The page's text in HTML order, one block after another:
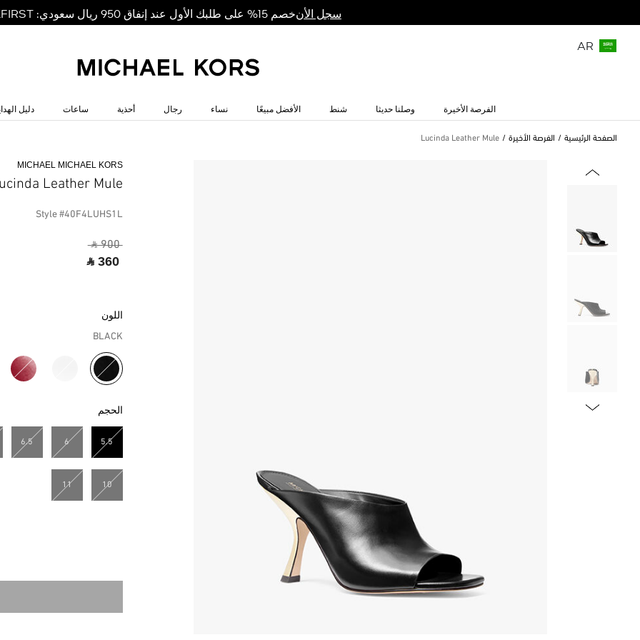
سجل الأنخصم 15% على طلبك الأول عند إنفاق 950 ريال سعودي: MKFIRST
AR
الفرصة الأخيرة وصلنا حديثا شنط الأفضل مبيعًا نساء رجال أحذية ساعات دليل
الصفحة الرئيسية الفرصة الأخيرة Lucinda Leather Mule
MICHAEL MICHAEL KORS
Leather Mule
Style #40F4LUHS1L
‎ ⃁ 900 ‎
‎ ⃁ 360 ‎
اللون
BLACK
مختار
الحجم
5.5
مختار
6
6.5
10
11